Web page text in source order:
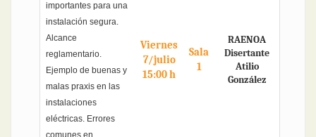
importantes para una
instalación segura.
Alcance
reglamentario.
Ejemplo de buenas y
malas praxis en las
instalaciones
eléctricas. Errores
comunes en
Viernes
7/julio
15:00 h
Sala
1
RAENOA
Disertante
Atilio
González